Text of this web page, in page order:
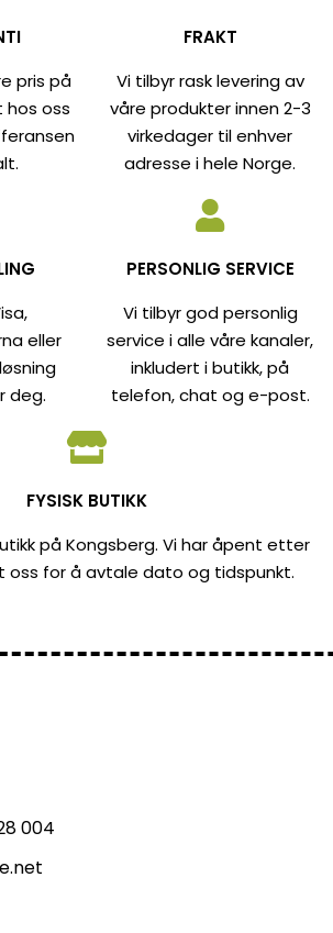
pris på
hos oss
FRAKT
Vi tilbyr rask levering av
våre produkter innen 2-3
virkedager til enhver
adresse i hele Norge.
eller
deg.
PERSONLIG SERVICE
Vi tilbyr god personlig
service i alle våre kanaler,
inkludert i butikk, på
telefon, chat og e-post.
FYSISK BUTIKK
på Kongsberg. Vi har åpent etter
oss for å avtale dato og tidspunkt.
004